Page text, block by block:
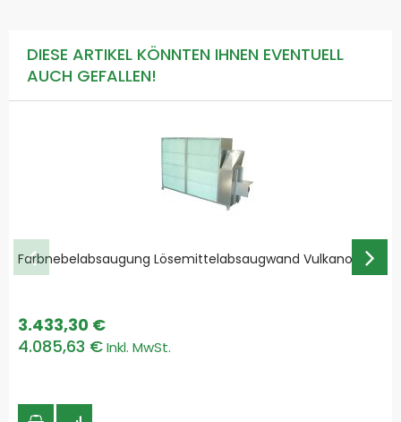
DIESE ARTIKEL KÖNNTEN IHNEN EVENTUELL
AUCH GEFALLEN!
Farbnebelabsaugung Lösemittelabsaugwand Vulkano
4.085,63 €
3.433,30 €